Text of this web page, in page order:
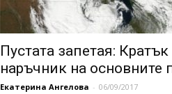
Пустата запетая: Кратък
наръчник на основните
Екатерина Ангелова - 06/09/2017